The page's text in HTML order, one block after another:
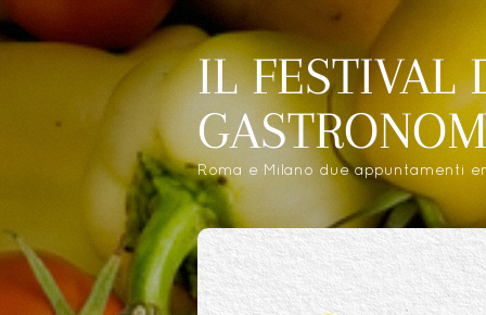
IL FESTIVAL
Roma e Milano due appuntamenti